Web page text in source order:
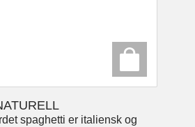
spaghetti er italiensk og